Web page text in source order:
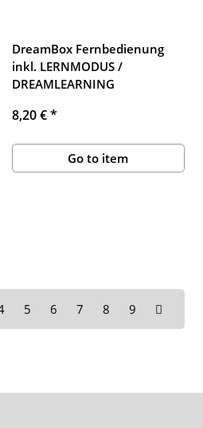
DreamBox Fernbedienung
inkl. LERNMODUS /
DREAMLEARNING
8,20 €*
Go to item
5 6 7 8 9